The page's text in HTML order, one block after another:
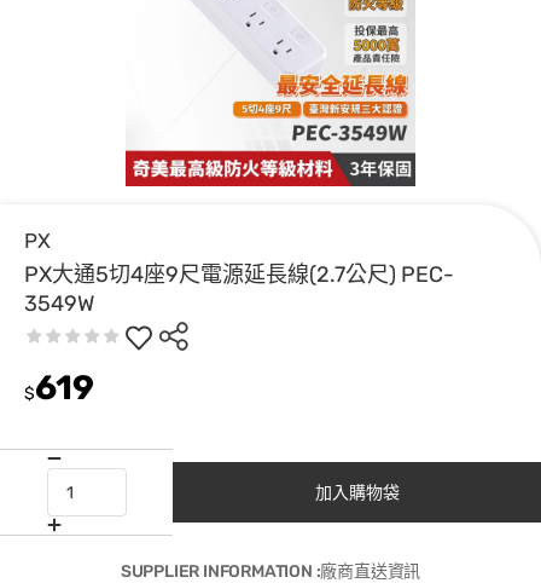
PX
PX大通5切4座9尺電源延長線(2.7公尺) PEC-
3549W
$619
加入購物袋
SUPPLIER INFORMATION :廠商直送資訊